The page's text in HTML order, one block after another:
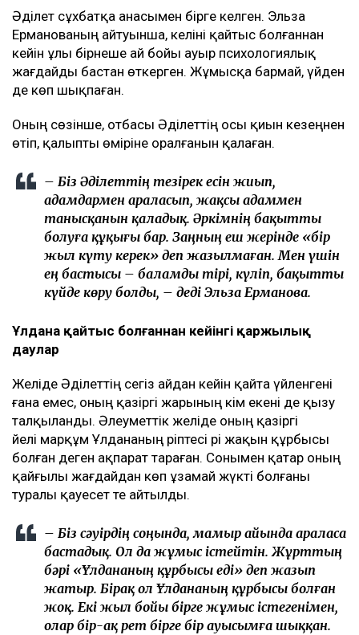
Әділет сұхбатқа анасымен бірге келген. Эльза
Ерманованың айтуынша, келіні қайтыс болғаннан
кейін ұлы бірнеше ай бойы ауыр психологиялық
жағдайды бастан өткерген. Жұмысқа бармай, үйден
де көп шықпаған.
Оның сөзінше, отбасы Әділеттің осы қиын кезеңнен
өтіп, қалыпты өміріне оралғанын қалаған.
– Біз Әділеттің тезірек есін жиып,
адамдармен араласып, жақсы адаммен
танысқанын қаладық. Әркімнің бақытты
болуға құқығы бар. Заңның еш жерінде «бір
жыл күту керек» деп жазылмаған. Мен үшін
ең бастысы – баламды тірі, күліп, бақытты
күйде көру болды, – деді Эльза Ерманова.
Ұлдана қайтыс болғаннан кейінгі қаржылық
даулар
Желіде Әділеттің сегіз айдан кейін қайта үйленгені
ғана емес, оның қазіргі жарының кім екені де қызу
талқыланды. Әлеуметтік желіде оның қазіргі
әйелі марқұм Ұлдананың әріптесі әрі жақын құрбысы
болған деген ақпарат тараған. Сонымен қатар оның
қайғылы жағдайдан көп ұзамай жүкті болғаны
туралы қауесет те айтылды.
– Біз сәуірдің соңында, мамыр айында араласа
бастадық. Ол да жұмыс істейтін. Жұрттың
бәрі «Ұлдананың құрбысы еді» деп жазып
жатыр. Бірақ ол Ұлдананың құрбысы болған
жоқ. Екі жыл бойы бірге жұмыс істегенімен,
олар бір-ақ рет бірге бір ауысымға шыққан.